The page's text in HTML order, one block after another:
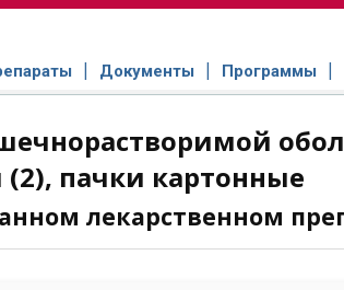
Документы Программы
пачки картонные
лекарственном